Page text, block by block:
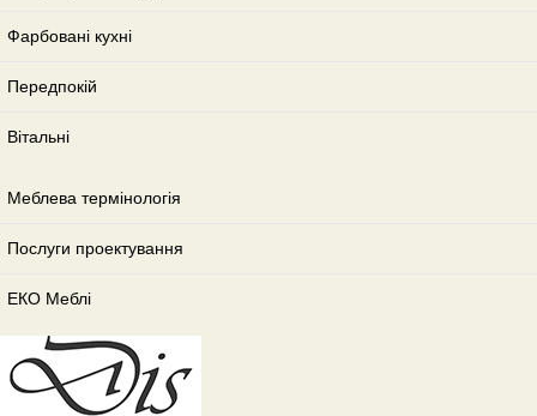
Фарбовані кухні
Передпокій
Вітальні
Меблева термінологія
Послуги проектування
ЕКО Меблі